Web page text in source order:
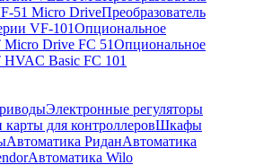
51 Micro DriveПреобразователь
VF-101Опциональное
Micro Drive FC 51Опциональное
Basic FC 101
Электронные регуляторы
для контроллеровШкафы
Автоматика РиданАвтоматика
Автоматика Wilo